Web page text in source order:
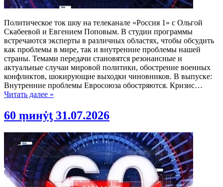
Политическое ток шоу на телеканале «Россия 1» с Ольгой
Скабеевой и Евгением Поповым. В студии программы
встречаются эксперты в различных областях, чтобы обсудить
как проблемы в мире, так и внутренние проблемы нашей
страны. Темами передачи становятся резонансные и
актуальные случаи мировой политики, обострение военных
конфликтов, шокирующие выходки чиновников. В выпуске:
Внутренние проблемы Евросоюза обостряются. Кризис…
Читать далее »
60 ṃинẏƫ 31.07.2026